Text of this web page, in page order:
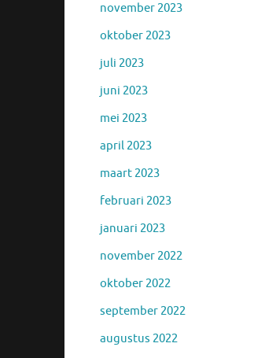
november 2023
oktober 2023
juli 2023
juni 2023
mei 2023
april 2023
maart 2023
februari 2023
januari 2023
november 2022
oktober 2022
september 2022
augustus 2022